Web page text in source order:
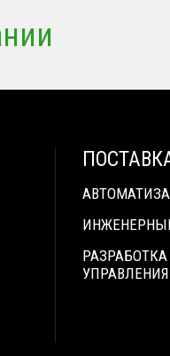
УПРАВЛЕНИЯ